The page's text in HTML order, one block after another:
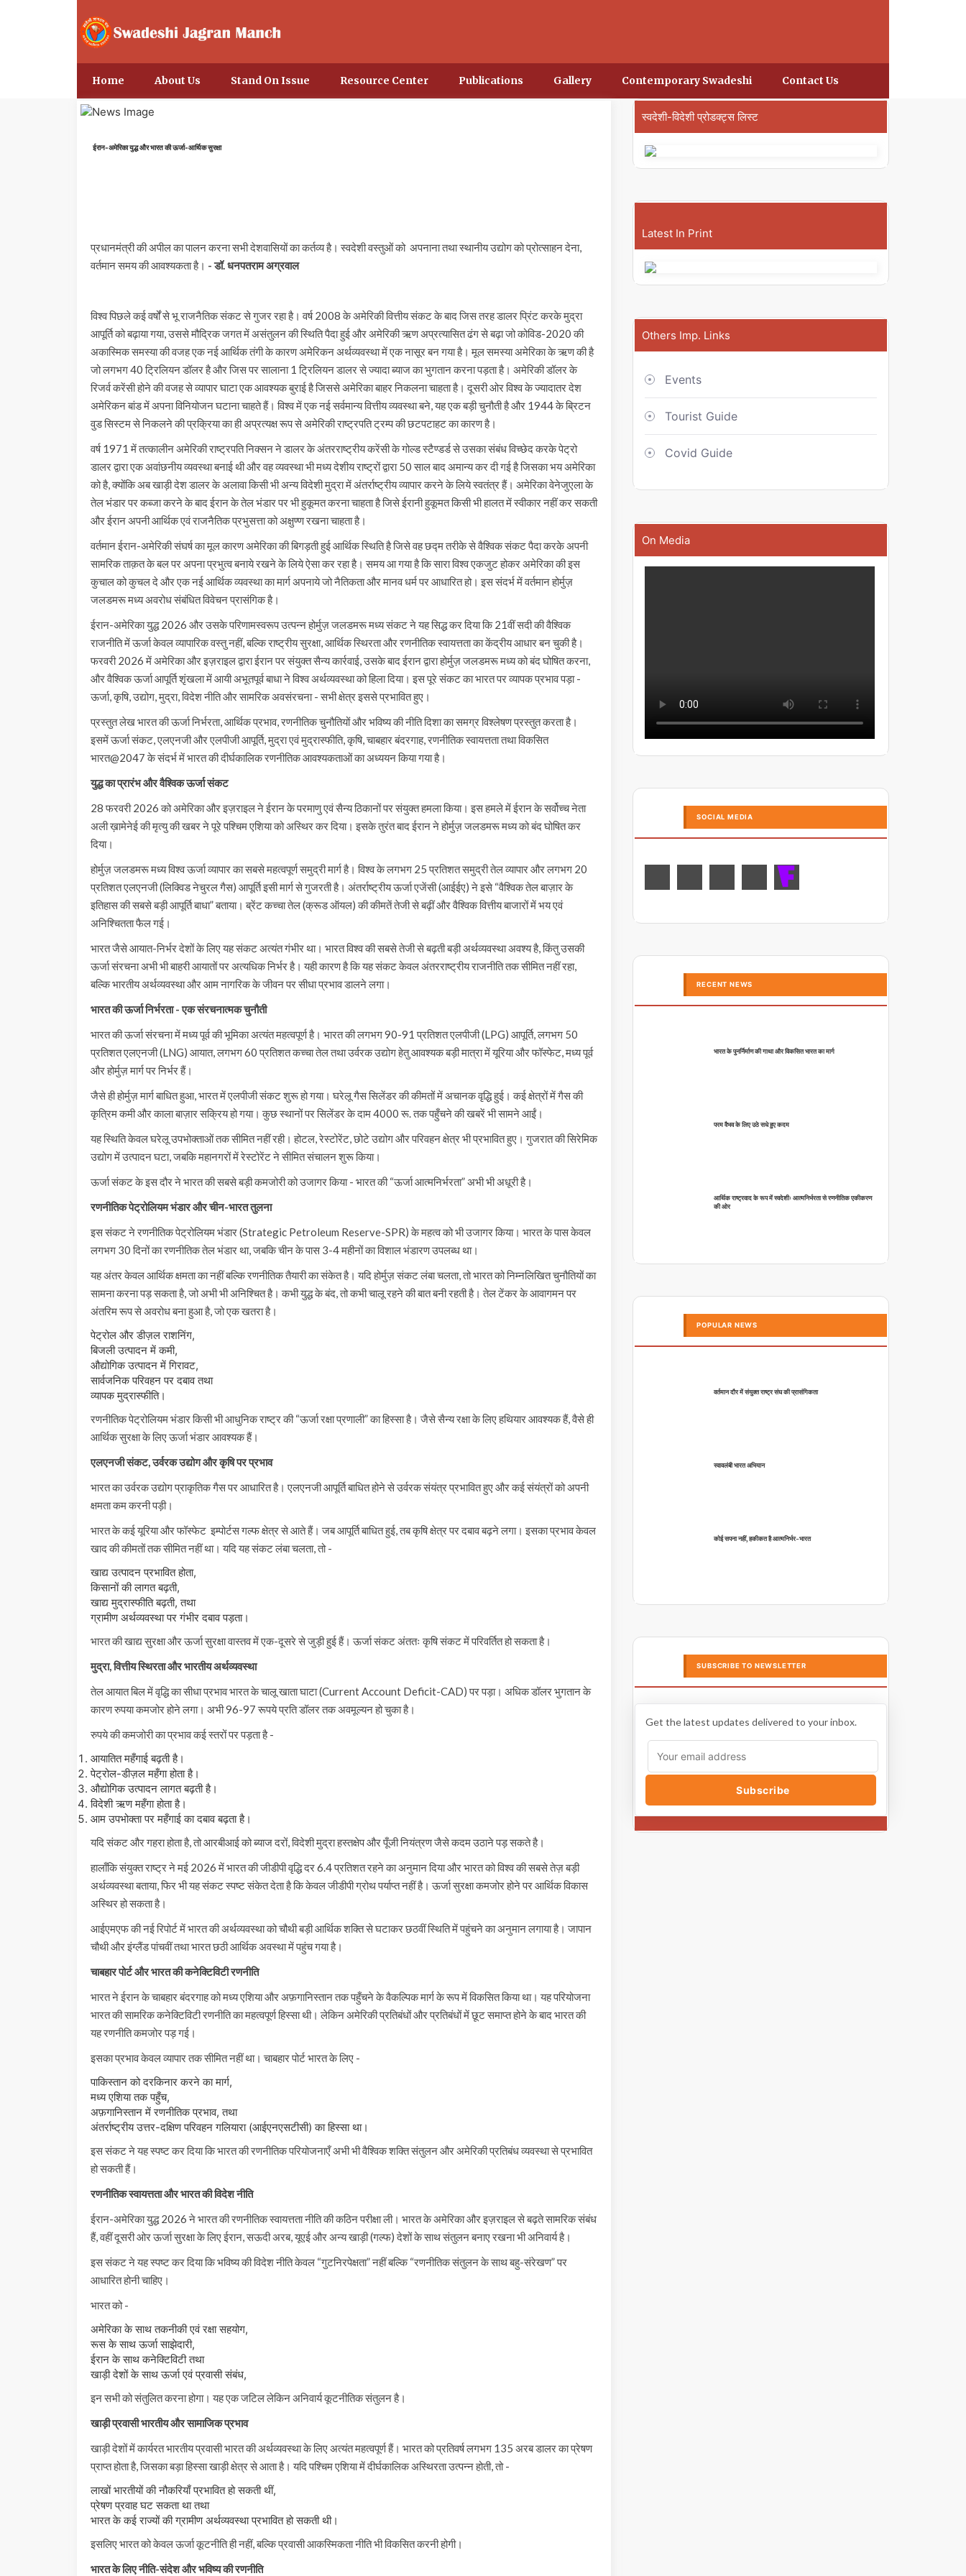
Home About Us Stand On Issue Resource Center Publications Gallery Contemporary Swadeshi Contact Us
ईरान-अमेरिका युद्ध और भारत की ऊर्जा-आर्थिक सुरक्षा
प्रधानमंत्री की अपील का पालन करना सभी देशवासियों का कर्तव्य है। स्वदेशी वस्तुओं को अपनाना तथा स्थानीय उद्योग को प्रोत्साहन देना,
वर्तमान समय की आवश्यकता है। - डॉ. धनपतराम अग्रवाल
विश्व पिछले कई वर्षों से भू राजनैतिक संकट से गुजर रहा है। वर्ष 2008 के अमेरिकी वित्तीय संकट के बाद जिस तरह डालर प्रिंट करके मुद्रा
आपूर्ति को बढ़ाया गया, उससे मौद्रिक जगत में असंतुलन की स्थिति पैदा हुई और अमेरिकी ऋण अप्रत्यासित ढंग से बढ़ा जो कोविड-2020 की
अकास्मिक समस्या की वजह एक नई आर्थिक तंगी के कारण अमेरिकन अर्थव्यवस्था में एक नासूर बन गया है। मूल समस्या अमेरिका के ऋण की है
जो लगभग 40 ट्रिलियन डॉलर है और जिस पर सालाना 1 ट्रिलियन डालर से ज्यादा ब्याज का भुगतान करना पड़ता है। अमेरिकी डॉलर के
रिजर्व करेंसी होने की वजह से व्यापार घाटा एक आवश्यक बुराई है जिससे अमेरिका बाहर निकलना चाहता है। दूसरी ओर विश्व के ज्यादातर देश
अमेरिकन बांड में अपना विनियोजन घटाना चाहते हैं। विश्व में एक नई सर्वमान्य वित्तीय व्यवस्था बने, यह एक बड़ी चुनौती है और 1944 के ब्रिटन
वुड सिस्टम से निकलने की प्रक्रिया का ही अप्रत्यक्ष रूप से अमेरिकी राष्ट्रपति ट्रम्प की छटपटाहट का कारण है।
वर्ष 1971 में तत्कालीन अमेरिकी राष्ट्रपति निक्सन ने डालर के अंतरराष्ट्रीय करेंसी के गोल्ड स्टैण्डर्ड से उसका संबंध विच्छेद करके पेट्रो
डालर द्वारा एक अवांछनीय व्यवस्था बनाई थी और वह व्यवस्था भी मध्य देशीय राष्ट्रों द्वारा 50 साल बाद अमान्य कर दी गई है जिसका भय अमेरिका
को है, क्योंकि अब खाड़ी देश डालर के अलावा किसी भी अन्य विदेशी मुद्रा में अंतर्राष्ट्रीय व्यापार करने के लिये स्वतंत्र हैं। अमेरिका वेनेजुएला के
तेल भंडार पर कब्जा करने के बाद ईरान के तेल भंडार पर भी हुकूमत करना चाहता है जिसे ईरानी हुकूमत किसी भी हालत में स्वीकार नहीं कर सकती
और ईरान अपनी आर्थिक एवं राजनैतिक प्रभुसत्ता को अक्षुण्ण रखना चाहता है।
वर्तमान ईरान-अमेरिकी संघर्ष का मूल कारण अमेरिका की बिगड़ती हुई आर्थिक स्थिति है जिसे वह छद्म तरीके से वैश्विक संकट पैदा करके अपनी
सामरिक ताक़त के बल पर अपना प्रभुत्व बनाये रखने के लिये ऐसा कर रहा है। समय आ गया है कि सारा विश्व एकजुट होकर अमेरिका की इस
कुचाल को कुचल दे और एक नई आर्थिक व्यवस्था का मार्ग अपनाये जो नैतिकता और मानव धर्म पर आधारित हो। इस संदर्भ में वर्तमान होर्मुज़
जलडमरू मध्य अवरोध संबंधित विवेचन प्रासंगिक है।
ईरान-अमेरिका युद्ध 2026 और उसके परिणामस्वरूप उत्पन्न होर्मुज़ जलडमरू मध्य संकट ने यह सिद्ध कर दिया कि 21वीं सदी की वैश्विक
राजनीति में ऊर्जा केवल व्यापारिक वस्तु नहीं, बल्कि राष्ट्रीय सुरक्षा, आर्थिक स्थिरता और रणनीतिक स्वायत्तता का केंद्रीय आधार बन चुकी है।
फरवरी 2026 में अमेरिका और इज़राइल द्वारा ईरान पर संयुक्त सैन्य कार्रवाई, उसके बाद ईरान द्वारा होर्मुज़ जलडमरू मध्य को बंद घोषित करना,
और वैश्विक ऊर्जा आपूर्ति शृंखला में आयी अभूतपूर्व बाधा ने विश्व अर्थव्यवस्था को हिला दिया। इस पूरे संकट का भारत पर व्यापक प्रभाव पड़ा -
ऊर्जा, कृषि, उद्योग, मुद्रा, विदेश नीति और सामरिक अवसंरचना - सभी क्षेत्र इससे प्रभावित हुए।
प्रस्तुत लेख भारत की ऊर्जा निर्भरता, आर्थिक प्रभाव, रणनीतिक चुनौतियों और भविष्य की नीति दिशा का समग्र विश्लेषण प्रस्तुत करता है।
इसमें ऊर्जा संकट, एलएनजी और एलपीजी आपूर्ति, मुद्रा एवं मुद्रास्फीति, कृषि, चाबहार बंदरगाह, रणनीतिक स्वायत्तता तथा विकसित
भारत@2047 के संदर्भ में भारत की दीर्घकालिक रणनीतिक आवश्यकताओं का अध्ययन किया गया है।
युद्ध का प्रारंभ और वैश्विक ऊर्जा संकट
28 फरवरी 2026 को अमेरिका और इज़राइल ने ईरान के परमाणु एवं सैन्य ठिकानों पर संयुक्त हमला किया। इस हमले में ईरान के सर्वोच्च नेता
अली ख़ामेनेई की मृत्यु की खबर ने पूरे पश्चिम एशिया को अस्थिर कर दिया। इसके तुरंत बाद ईरान ने होर्मुज़ जलडमरू मध्य को बंद घोषित कर
दिया।
होर्मुज़ जलडमरू मध्य विश्व ऊर्जा व्यापार का सबसे महत्वपूर्ण समुद्री मार्ग है। विश्व के लगभग 25 प्रतिशत समुद्री तेल व्यापार और लगभग 20
प्रतिशत एलएनजी (लिक्विड नेचुरल गैस) आपूर्ति इसी मार्ग से गुजरती है। अंतर्राष्ट्रीय ऊर्जा एजेंसी (आईईए) ने इसे “वैश्विक तेल बाज़ार के
इतिहास की सबसे बड़ी आपूर्ति बाधा” बताया। ब्रेंट कच्चा तेल (क्रूड ऑयल) की कीमतें तेजी से बढ़ीं और वैश्विक वित्तीय बाजारों में भय एवं
अनिश्चितता फैल गई।
भारत जैसे आयात-निर्भर देशों के लिए यह संकट अत्यंत गंभीर था। भारत विश्व की सबसे तेजी से बढ़ती बड़ी अर्थव्यवस्था अवश्य है, किंतु उसकी
ऊर्जा संरचना अभी भी बाहरी आयातों पर अत्यधिक निर्भर है। यही कारण है कि यह संकट केवल अंतरराष्ट्रीय राजनीति तक सीमित नहीं रहा,
बल्कि भारतीय अर्थव्यवस्था और आम नागरिक के जीवन पर सीधा प्रभाव डालने लगा।
भारत की ऊर्जा निर्भरता - एक संरचनात्मक चुनौती
भारत की ऊर्जा संरचना में मध्य पूर्व की भूमिका अत्यंत महत्वपूर्ण है। भारत की लगभग 90-91 प्रतिशत एलपीजी (LPG) आपूर्ति, लगभग 50
प्रतिशत एलएनजी (LNG) आयात, लगभग 60 प्रतिशत कच्चा तेल तथा उर्वरक उद्योग हेतु आवश्यक बड़ी मात्रा में यूरिया और फॉस्फेट, मध्य पूर्व
और होर्मुज़ मार्ग पर निर्भर हैं।
जैसे ही होर्मुज़ मार्ग बाधित हुआ, भारत में एलपीजी संकट शुरू हो गया। घरेलू गैस सिलेंडर की कीमतों में अचानक वृद्धि हुई। कई क्षेत्रों में गैस की
कृत्रिम कमी और काला बाज़ार सक्रिय हो गया। कुछ स्थानों पर सिलेंडर के दाम 4000 रू. तक पहुँचने की खबरें भी सामने आईं।
यह स्थिति केवल घरेलू उपभोक्ताओं तक सीमित नहीं रही। होटल, रेस्टोरेंट, छोटे उद्योग और परिवहन क्षेत्र भी प्रभावित हुए। गुजरात की सिरेमिक
उद्योग में उत्पादन घटा, जबकि महानगरों में रेस्टोरेंट ने सीमित संचालन शुरू किया।
ऊर्जा संकट के इस दौर ने भारत की सबसे बड़ी कमजोरी को उजागर किया - भारत की “ऊर्जा आत्मनिर्भरता” अभी भी अधूरी है।
रणनीतिक पेट्रोलियम भंडार और चीन-भारत तुलना
इस संकट ने रणनीतिक पेट्रोलियम भंडार (Strategic Petroleum Reserve-SPR) के महत्व को भी उजागर किया। भारत के पास केवल
लगभग 30 दिनों का रणनीतिक तेल भंडार था, जबकि चीन के पास 3-4 महीनों का विशाल भंडारण उपलब्ध था।
यह अंतर केवल आर्थिक क्षमता का नहीं बल्कि रणनीतिक तैयारी का संकेत है। यदि होर्मुज़ संकट लंबा चलता, तो भारत को निम्नलिखित चुनौतियों का
सामना करना पड़ सकता है, जो अभी भी अनिश्चित है। कभी युद्ध के बंद, तो कभी चालू रहने की बात बनी रहती है। तेल टेंकर के आवागमन पर
अंतरिम रूप से अवरोध बना हुआ है, जो एक खतरा है।
पेट्रोल और डीज़ल राशनिंग,
बिजली उत्पादन में कमी,
औद्योगिक उत्पादन में गिरावट,
सार्वजनिक परिवहन पर दबाव तथा
व्यापक मुद्रास्फीति।
रणनीतिक पेट्रोलियम भंडार किसी भी आधुनिक राष्ट्र की “ऊर्जा रक्षा प्रणाली” का हिस्सा है। जैसे सैन्य रक्षा के लिए हथियार आवश्यक हैं, वैसे ही
आर्थिक सुरक्षा के लिए ऊर्जा भंडार आवश्यक हैं।
एलएनजी संकट, उर्वरक उद्योग और कृषि पर प्रभाव
भारत का उर्वरक उद्योग प्राकृतिक गैस पर आधारित है। एलएनजी आपूर्ति बाधित होने से उर्वरक संयंत्र प्रभावित हुए और कई संयंत्रों को अपनी
क्षमता कम करनी पड़ी।
भारत के कई यूरिया और फॉस्फेट इम्पोर्टस गल्फ क्षेत्र से आते हैं। जब आपूर्ति बाधित हुई, तब कृषि क्षेत्र पर दबाव बढ़ने लगा। इसका प्रभाव केवल
खाद की कीमतों तक सीमित नहीं था। यदि यह संकट लंबा चलता, तो -
खाद्य उत्पादन प्रभावित होता,
किसानों की लागत बढ़ती,
खाद्य मुद्रास्फीति बढ़ती, तथा
ग्रामीण अर्थव्यवस्था पर गंभीर दबाव पड़ता।
भारत की खाद्य सुरक्षा और ऊर्जा सुरक्षा वास्तव में एक-दूसरे से जुड़ी हुई हैं। ऊर्जा संकट अंततः कृषि संकट में परिवर्तित हो सकता है।
मुद्रा, वित्तीय स्थिरता और भारतीय अर्थव्यवस्था
तेल आयात बिल में वृद्धि का सीधा प्रभाव भारत के चालू खाता घाटा (Current Account Deficit-CAD) पर पड़ा। अधिक डॉलर भुगतान के
कारण रुपया कमजोर होने लगा। अभी 96-97 रूपये प्रति डॉलर तक अवमूल्यन हो चुका है।
रुपये की कमजोरी का प्रभाव कई स्तरों पर पड़ता है -
आयातित महँगाई बढ़ती है।
पेट्रोल-डीज़ल महँगा होता है।
औद्योगिक उत्पादन लागत बढ़ती है।
विदेशी ऋण महँगा होता है।
आम उपभोक्ता पर महँगाई का दबाव बढ़ता है।
यदि संकट और गहरा होता है, तो आरबीआई को ब्याज दरों, विदेशी मुद्रा हस्तक्षेप और पूँजी नियंत्रण जैसे कदम उठाने पड़ सकते है।
हालाँकि संयुक्त राष्ट्र ने मई 2026 में भारत की जीडीपी वृद्धि दर 6.4 प्रतिशत रहने का अनुमान दिया और भारत को विश्व की सबसे तेज़ बड़ी
अर्थव्यवस्था बताया, फिर भी यह संकट स्पष्ट संकेत देता है कि केवल जीडीपी ग्रोथ पर्याप्त नहीं है। ऊर्जा सुरक्षा कमजोर होने पर आर्थिक विकास
अस्थिर हो सकता है।
आईएमएफ की नई रिपोर्ट में भारत की अर्थव्यवस्था को चौथी बड़ी आर्थिक शक्ति से घटाकर छठवीं स्थिति में पहुंचने का अनुमान लगाया है। जापान
चौथी और इंग्लैंड पांचवीं तथा भारत छठी आर्थिक अवस्था में पहुंच गया है।
चाबहार पोर्ट और भारत की कनेक्टिविटी रणनीति
भारत ने ईरान के चाबहार बंदरगाह को मध्य एशिया और अफ़गानिस्तान तक पहुँचने के वैकल्पिक मार्ग के रूप में विकसित किया था। यह परियोजना
भारत की सामरिक कनेक्टिविटी रणनीति का महत्वपूर्ण हिस्सा थी। लेकिन अमेरिकी प्रतिबंधों और प्रतिबंधों में छूट समाप्त होने के बाद भारत की
यह रणनीति कमजोर पड़ गई।
इसका प्रभाव केवल व्यापार तक सीमित नहीं था। चाबहार पोर्ट भारत के लिए -
पाकिस्तान को दरकिनार करने का मार्ग,
मध्य एशिया तक पहुँच,
अफ़गानिस्तान में रणनीतिक प्रभाव, तथा
अंतर्राष्ट्रीय उत्तर-दक्षिण परिवहन गलियारा (आईएनएसटीसी) का हिस्सा था।
इस संकट ने यह स्पष्ट कर दिया कि भारत की रणनीतिक परियोजनाएँ अभी भी वैश्विक शक्ति संतुलन और अमेरिकी प्रतिबंध व्यवस्था से प्रभावित
हो सकती हैं।
रणनीतिक स्वायत्तता और भारत की विदेश नीति
ईरान-अमेरिका युद्ध 2026 ने भारत की रणनीतिक स्वायत्तता नीति की कठिन परीक्षा ली। भारत के अमेरिका और इज़राइल से बढ़ते सामरिक संबंध
हैं, वहीं दूसरी ओर ऊर्जा सुरक्षा के लिए ईरान, सऊदी अरब, यूएई और अन्य खाड़ी (गल्फ) देशों के साथ संतुलन बनाए रखना भी अनिवार्य है।
इस संकट ने यह स्पष्ट कर दिया कि भविष्य की विदेश नीति केवल “गुटनिरपेक्षता” नहीं बल्कि “रणनीतिक संतुलन के साथ बहु-संरेखण” पर
आधारित होनी चाहिए।
भारत को -
अमेरिका के साथ तकनीकी एवं रक्षा सहयोग,
रूस के साथ ऊर्जा साझेदारी,
ईरान के साथ कनेक्टिविटी तथा
खाड़ी देशों के साथ ऊर्जा एवं प्रवासी संबंध,
इन सभी को संतुलित करना होगा। यह एक जटिल लेकिन अनिवार्य कूटनीतिक संतुलन है।
खाड़ी प्रवासी भारतीय और सामाजिक प्रभाव
खाड़ी देशों में कार्यरत भारतीय प्रवासी भारत की अर्थव्यवस्था के लिए अत्यंत महत्वपूर्ण हैं। भारत को प्रतिवर्ष लगभग 135 अरब डालर का प्रेषण
प्राप्त होता है, जिसका बड़ा हिस्सा खाड़ी क्षेत्र से आता है। यदि पश्चिम एशिया में दीर्घकालिक अस्थिरता उत्पन्न होती, तो -
लाखों भारतीयों की नौकरियाँ प्रभावित हो सकती थीं,
प्रेषण प्रवाह घट सकता था तथा
भारत के कई राज्यों की ग्रामीण अर्थव्यवस्था प्रभावित हो सकती थी।
इसलिए भारत को केवल ऊर्जा कूटनीति ही नहीं, बल्कि प्रवासी आकस्मिकता नीति भी विकसित करनी होगी।
भारत के लिए नीति-संदेश और भविष्य की रणनीति
स्वदेशी-विदेशी प्रोडक्ट्स लिस्ट
Latest In Print
Others Imp. Links
Events
Tourist Guide
Covid Guide
On Media
SOCIAL MEDIA
RECENT NEWS
भारत के पुनर्निर्माण की गाथा और विकसित भारत का मार्ग
परम वैभव के लिए उठे सधे हुए कदम
आर्थिक राष्ट्रवाद के रूप में स्वदेशीः आत्मनिर्भरता से रणनीतिक एकीकरण
की ओर
POPULAR NEWS
वर्तमान दौर में संयुक्त राष्ट्र संघ की प्रासंगिकता
स्वावलंबी भारत अभियान
कोई सपना नहीं, हकीकत है आत्मनिर्भर-भारत
SUBSCRIBE TO NEWSLETTER
Get the latest updates delivered to your inbox.
Subscribe